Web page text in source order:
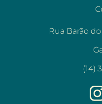
Rua Barão
(14)